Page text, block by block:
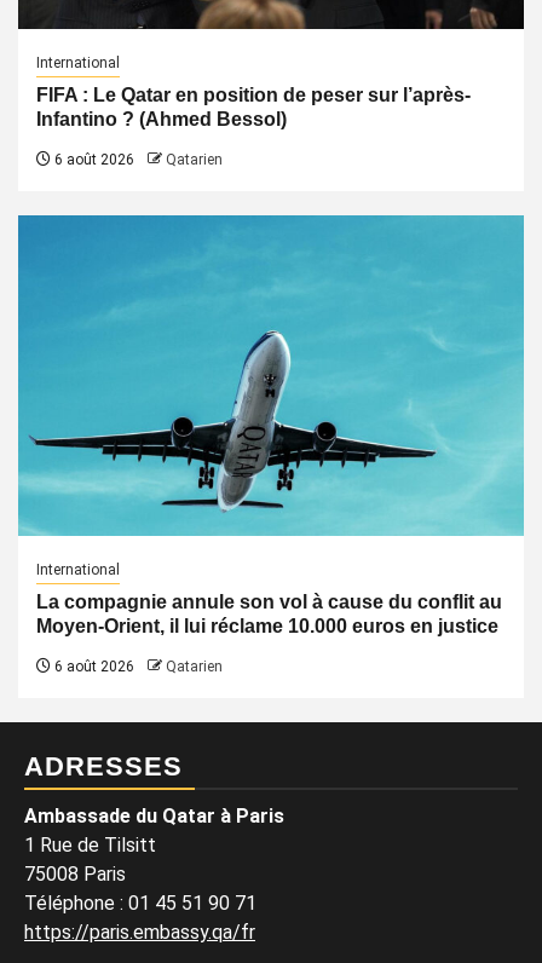
International
FIFA : Le Qatar en position de peser sur l’après-
Infantino ? (Ahmed Bessol)
6 août 2026 Qatarien
International
La compagnie annule son vol à cause du conflit au
Moyen-Orient, il lui réclame 10.000 euros en justice
6 août 2026 Qatarien
ADRESSES
Ambassade du Qatar à Paris
1 Rue de Tilsitt
75008 Paris
Téléphone : 01 45 51 90 71
https://paris.embassy.qa/fr